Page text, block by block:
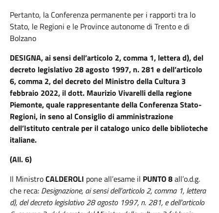
Pertanto, la Conferenza permanente per i rapporti tra lo
Stato, le Regioni e le Province autonome di Trento e di
Bolzano
DESIGNA,ai sensi dell’articolo 2, comma 1, lettera d), del
decreto legislativo 28 agosto 1997, n. 281 e dell’articolo
6, comma 2, del decreto del Ministro della Cultura 3
febbraio 2022, il dott. Maurizio Vivarelli della regione
Piemonte, quale rappresentante della Conferenza Stato-
Regioni, in seno al Consiglio di amministrazione
dell’Istituto centrale per il catalogo unico delle biblioteche
italiane.
(All. 6)
Il MinistroCALDEROLI pone all’esame il PUNTO 8all’o.d.g.
che reca: Designazione, ai sensi dell’articolo 2, comma 1, lettera
d), del decreto legislativo 28 agosto 1997, n. 281, e dell’articolo